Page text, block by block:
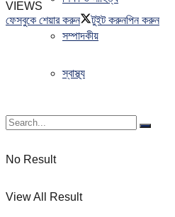
সম্পাদকীয়
স্বাস্থ্য
No Result
View All Result
VIEWS
ফেসবুকে শেয়ার করুন
টুইট করুনপিন করুন